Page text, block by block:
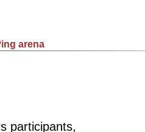
arena
participants,